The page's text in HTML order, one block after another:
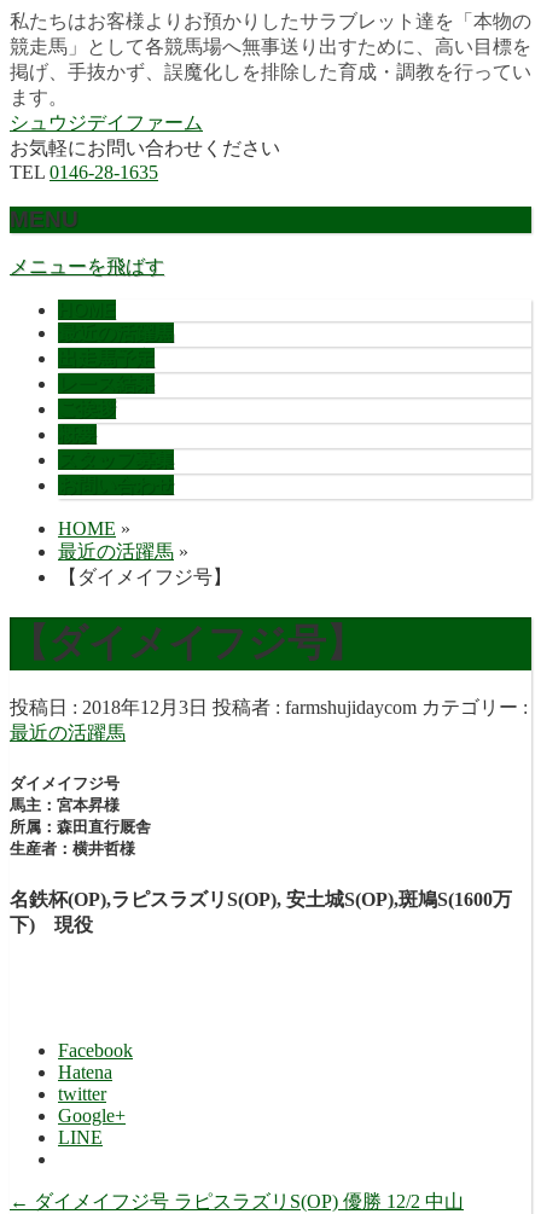
私たちはお客様よりお預かりしたサラブレット達を「本物の
競走馬」として各競馬場へ無事送り出すために、高い目標を
掲げ、手抜かず、誤魔化しを排除した育成・調教を行ってい
ます。
シュウジデイファーム
お気軽にお問い合わせください
TEL 0146-28-1635
MENU
メニューを飛ばす
HOME »
最近の活躍馬 »
【ダイメイフジ号】
【ダイメイフジ号】
投稿日 : 2018年12月3日 投稿者 : farmshujidaycom カテゴリー :
最近の活躍馬
ダイメイフジ号
馬主：宮本昇様
所属：森田直行厩舎
生産者：横井哲様
名鉄杯(OP),ラピスラズリS(OP), 安土城S(OP),斑鳩S(1600万
下) 現役
Facebook
Hatena
twitter
Google+
LINE
← ダイメイフジ号 ラピスラズリS(OP) 優勝 12/2 中山